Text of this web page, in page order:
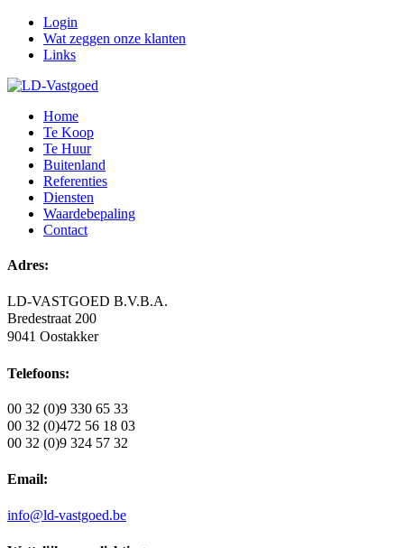
Login
Wat zeggen onze klanten
Links
Home
Te Koop
Te Huur
Buitenland
Referenties
Diensten
Waardebepaling
Contact
Adres:
LD-VASTGOED B.V.B.A.
Bredestraat 200
9041 Oostakker
Telefoons:
00 32 (0)9 330 65 33
00 32 (0)472 56 18 03
00 32 (0)9 324 57 32
Email:
info@ld-vastgoed.be